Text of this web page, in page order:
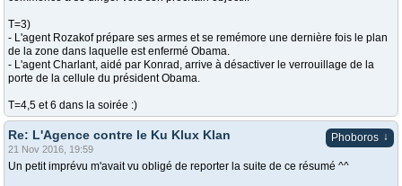
T=3)
- L'agent Rozakof prépare ses armes et se remémore une dernière fois le plan
de la zone dans laquelle est enfermé Obama.
- L'agent Charlant, aidé par Konrad, arrive à désactiver le verrouillage de la
porte de la cellule du président Obama.
T=4,5 et 6 dans la soirée :)
Phoboros ↓
Re: L'Agence contre le Ku Klux Klan
21 Nov 2016, 19:59
Un petit imprévu m'avait vu obligé de reporter la suite de ce résumé ^^